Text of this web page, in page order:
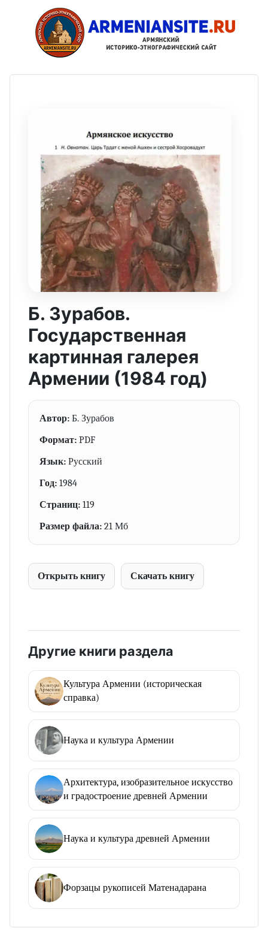
Б. Зурабов.
Государственная
картинная галерея
Армении (1984 год)
Автор: Б. Зурабов
Формат: PDF
Язык: Русский
Год: 1984
Страниц: 119
Размер файла: 21 Мб
Открыть книгу Скачать книгу
Другие книги раздела
Культура Армении (историческая
справка)
Наука и культура Армении
Архитектура, изобразительное искусство
и градостроение древней Армении
Наука и культура древней Армении
Форзацы рукописей Матенадарана